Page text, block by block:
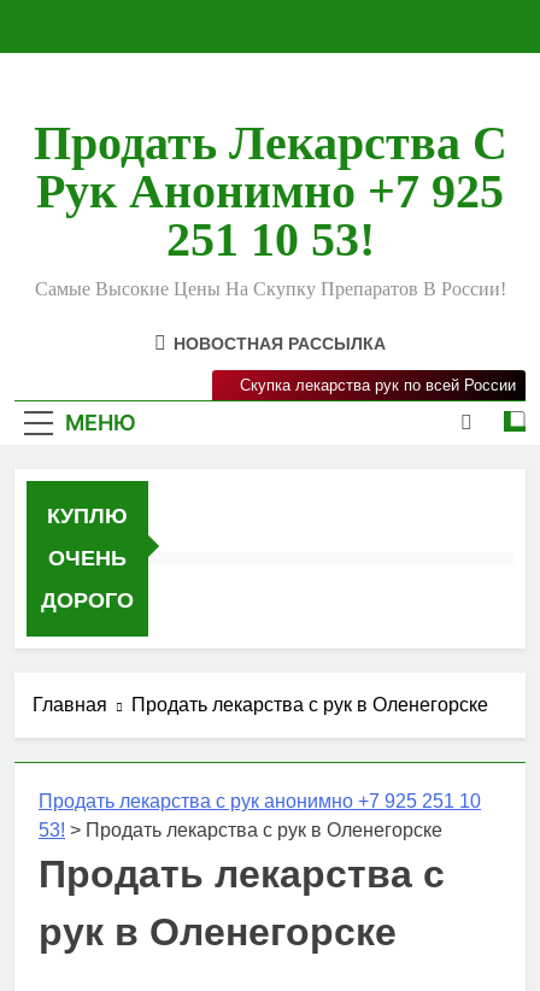
Продать Лекарства С
Рук Анонимно +7 925
251 10 53!
Самые Высокие Цены На Скупку Препаратов В России!
НОВОСТНАЯ РАССЫЛКА
МЕНЮ
Скупка лекарства рук по всей России
КУПЛЮ
ОЧЕНЬ
ДОРОГО
Главная Продать лекарства с рук в Оленегорске
Продать лекарства с рук анонимно +7 925 251 10
53! > Продать лекарства с рук в Оленегорске
Продать лекарства с
рук в Оленегорске